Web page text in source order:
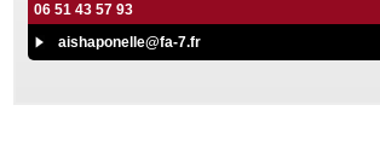
06 51 43 57 93
aishaponelle@fa-7.fr